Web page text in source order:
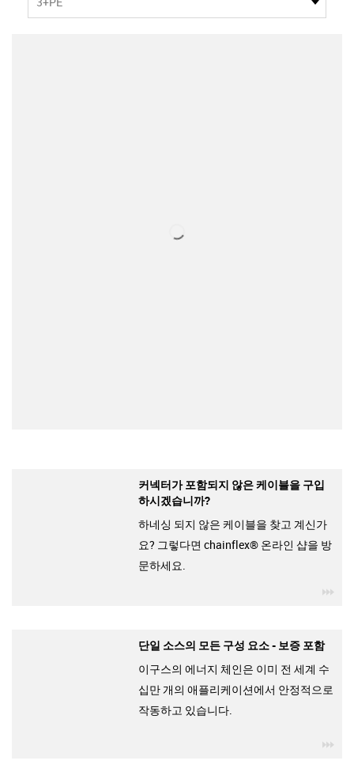
커넥터가 포함되지 않은 케이블을 구입
하시겠습니까?
하네싱 되지 않은 케이블을 찾고 계신가
요? 그렇다면 chainflex® 온라인 샵을 방
문하세요.
단일 소스의 모든 구성 요소 - 보증 포함
이구스의 에너지 체인은 이미 전 세계 수
십만 개의 애플리케이션에서 안정적으로
작동하고 있습니다.